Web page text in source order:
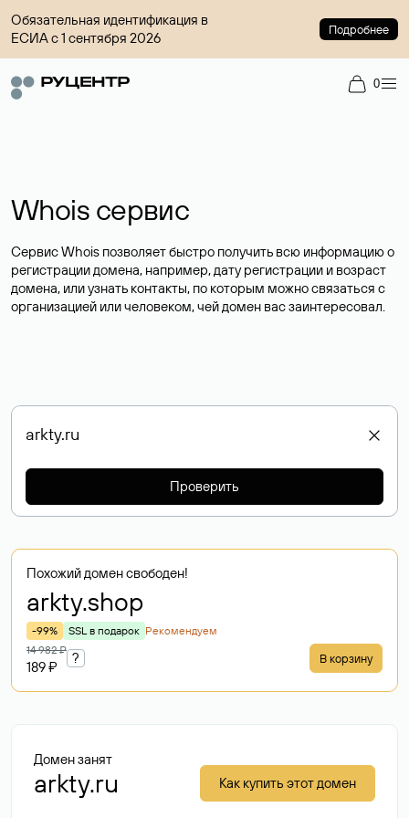
Обязательная идентификация в
ЕСИА с 1 сентября 2026
Подробнее
0
Whois сервис
Сервис Whois позволяет быстро получить всю информацию о
регистрации домена, например, дату регистрации и возраст
домена, или узнать контакты, по которым можно связаться с
организацией или человеком, чей домен вас заинтересовал.
Проверить
Похожий домен свободен!
arkty.shop
-99% SSL в подарок Рекомендуем
14 982 ₽
189 ₽
? В корзину
Домен занят
arkty.ru Как купить этот домен